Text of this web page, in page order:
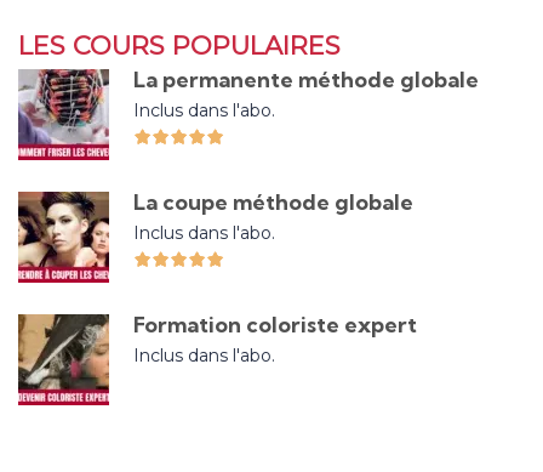
LES COURS POPULAIRES
La permanente méthode globale
Inclus dans l'abo.
La coupe méthode globale
Inclus dans l'abo.
Formation coloriste expert
Inclus dans l'abo.